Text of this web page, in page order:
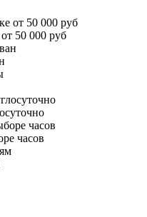
50 000 руб
часов